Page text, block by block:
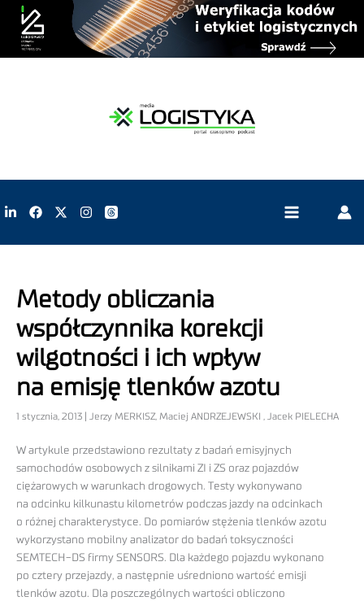
Metody obliczania
współczynnika korekcji
wilgotności i ich wpływ
na emisję tlenków azotu
1 stycznia, 2013 | Jerzy MERKISZ, Maciej ANDRZEJEWSKI , Jacek PIELECHA
W artykule przedstawiono rezultaty z badań emisyjnych
samochodów osobowych z silnikami ZI i ZS oraz pojazdów
ciężarowych w warunkach drogowych. Testy wykonywano
na odcinku kilkunastu kilometrów podczas jazdy na odcinkach
o różnej charakterystyce. Do pomiarów stężenia tlenków azotu
wykorzystano mobilny analizator do badań toksyczności
SEMTECH-DS firmy SENSORS. Dla każdego pojazdu wykonano
po cztery przejazdy, a następnie uśredniono wartość emisji
tlenków azotu. Dla poszczególnych wartości obliczono